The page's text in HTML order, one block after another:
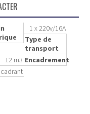
1 x 220v/16A
Type de
transport
12 m3 Encadrement